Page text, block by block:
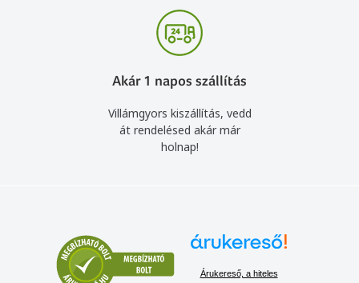
Akár 1 napos szállítás
Villámgyors kiszállítás, vedd
át rendelésed akár már
holnap!
Árukereső, a hiteles